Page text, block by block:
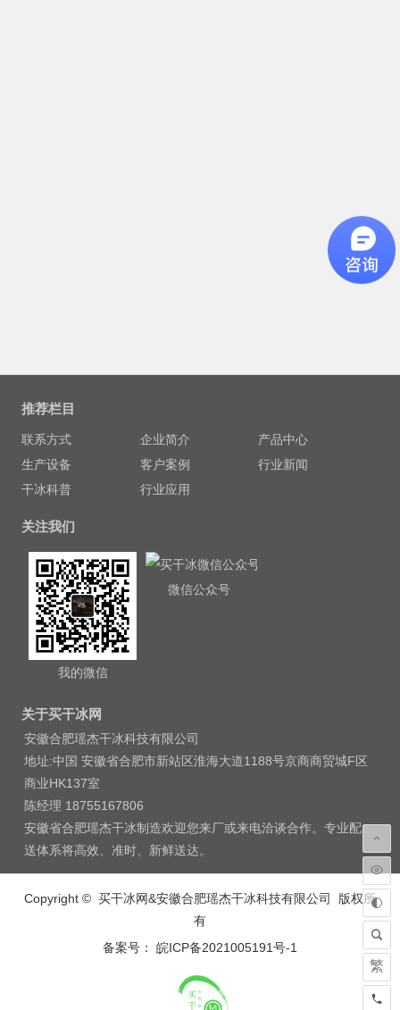
推荐栏目
联系方式 企业简介
产品中心
生产设备
客户案例
行业新闻
干冰科普
行业应用
关注我们
我的微信
微信公众号
关于买干冰网
安徽合肥瑶杰干冰科技有限公司
地址:中国 安徽省合肥市新站区淮海大道1188号京商商贸城F区
商业HK137室
陈经理 18755167806
安徽省合肥瑶杰干冰制造欢迎您来厂或来电洽谈合作。专业配
送体系将高效、准时、新鲜送达。
Copyright © 买干冰网&安徽合肥瑶杰干冰科技有限公司 版权所
有
备案号： 皖ICP备2021005191号-1
繁